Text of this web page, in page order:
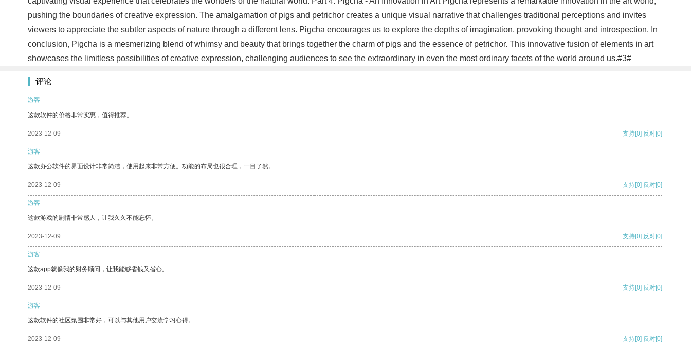
pushing the boundaries of creative expression. The amalgamation of pigs and petrichor creates a unique visual narrative that challenges traditional perceptions and invites
viewers to appreciate the subtler aspects of nature through a different lens. Pigcha encourages us to explore the depths of imagination, provoking thought and introspection. In
conclusion, Pigcha is a mesmerizing blend of whimsy and beauty that brings together the charm of pigs and the essence of petrichor. This innovative fusion of elements in art
showcases the limitless possibilities of creative expression, challenging audiences to see the extraordinary in even the most ordinary facets of the world around us.#3#
评论
游客
这款软件的价格非常实惠，值得推荐。
2023-12-09 支持[0] 反对[0]
游客
这款办公软件的界面设计非常简洁，使用起来非常方便。功能的布局也很合理，一目了然。
2023-12-09 支持[0] 反对[0]
游客
这款游戏的剧情非常感人，让我久久不能忘怀。
2023-12-09 支持[0] 反对[0]
游客
这款app就像我的财务顾问，让我能够省钱又省心。
2023-12-09 支持[0] 反对[0]
游客
这款软件的社区氛围非常好，可以与其他用户交流学习心得。
2023-12-09 支持[0] 反对[0]